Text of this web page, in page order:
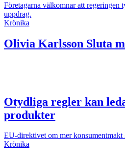
Företagarna välkomnar att regeringen
uppdrag.
Krönika
Olivia Karlsson Sluta
Otydliga regler kan
produkter
EU-direktivet om mer konsumentmakt
Krönika